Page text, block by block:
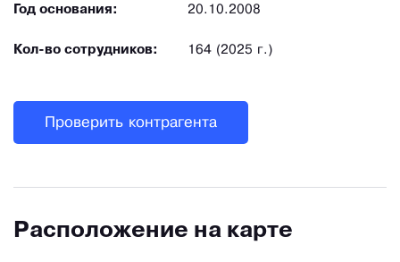
Год основания: 20.10.2008
Кол-во сотрудников: 164 (2025 г.)
Проверить контрагента
Расположение на карте